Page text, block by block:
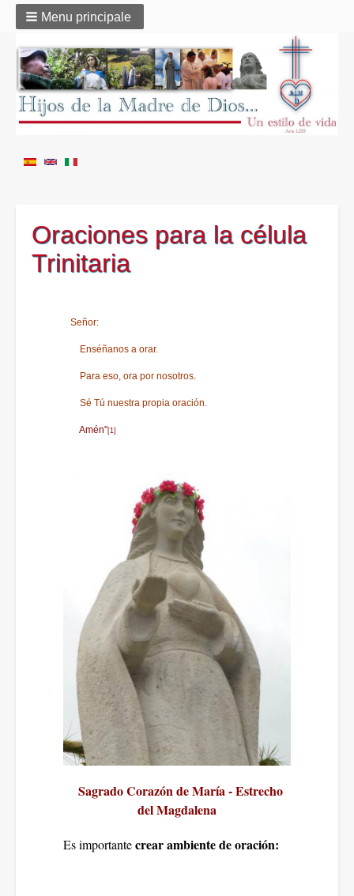
Menu principale
Oraciones para la célula
Trinitaria
Señor:
Enséñanos a orar.
Para eso, ora por nosotros.
Sé Tú nuestra propia oración.
Amén"[1]
Sagrado Corazón de María - Estrecho
del Magdalena
Es importantecrear ambiente de oración: